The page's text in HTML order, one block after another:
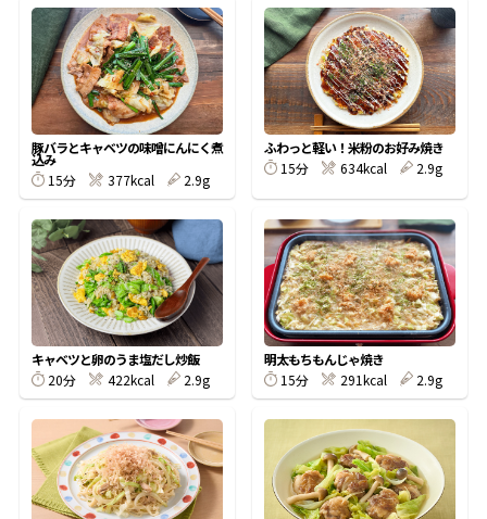
楽チン屋® ストレートつゆ
新鮮一番 『氷熟®』
鰹節屋の
かつおだしが決め手！簡単茶碗蒸し
豚バラとキャベツの味噌にんにく煮
込み
15分
377kcal 2.9g
ふわっと軽い！米粉のお好み焼き
15分
634kcal 2.9g
キャベツと卵のうま塩だし炒飯
20分
422kcal 2.9g
明太もちもんじゃ焼き
15分
291kcal 2.9g